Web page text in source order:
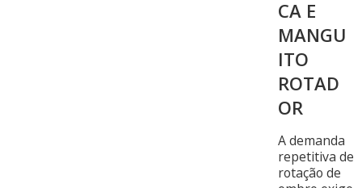
CA E
MANGU
ITO
ROTAD
OR
A demanda
repetitiva de
rotação de